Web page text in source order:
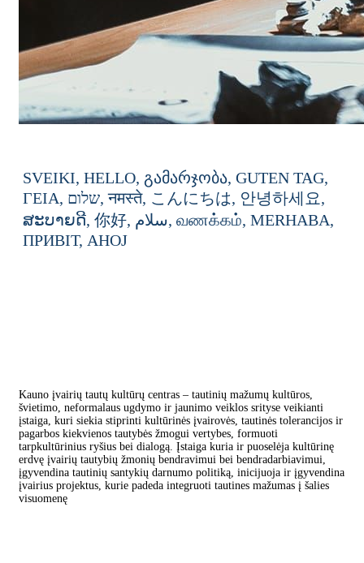
SVEIKI, HELLO, გამარჯობა, GUTEN TAG,
ΓΕΙΑ,
שלום, नमस्ते, こんにちは, 안녕하세요,
ສະບາຍດີ, 你好, سلام, வணக்கம், MERHABA,
ПРИВІТ, AHOJ
Kauno įvairių tautų kultūrų centras – tautinių mažumų kultūros,
švietimo, neformalaus ugdymo ir jaunimo veiklos srityse veikianti
įstaiga, kuri siekia stiprinti kultūrinės įvairovės, tautinės tolerancijos ir
pagarbos kiekvienos tautybės žmogui vertybes, formuoti
tarpkultūrinius ryšius bei dialogą. Įstaiga kuria ir puoselėja kultūrinę
erdvę įvairių tautybių žmonių bendravimui bei bendradarbiavimui,
įgyvendina tautinių santykių darnumo politiką, inicijuoja ir įgyvendina
įvairius projektus, kurie padeda integruoti tautines mažumas į šalies
visuomenę